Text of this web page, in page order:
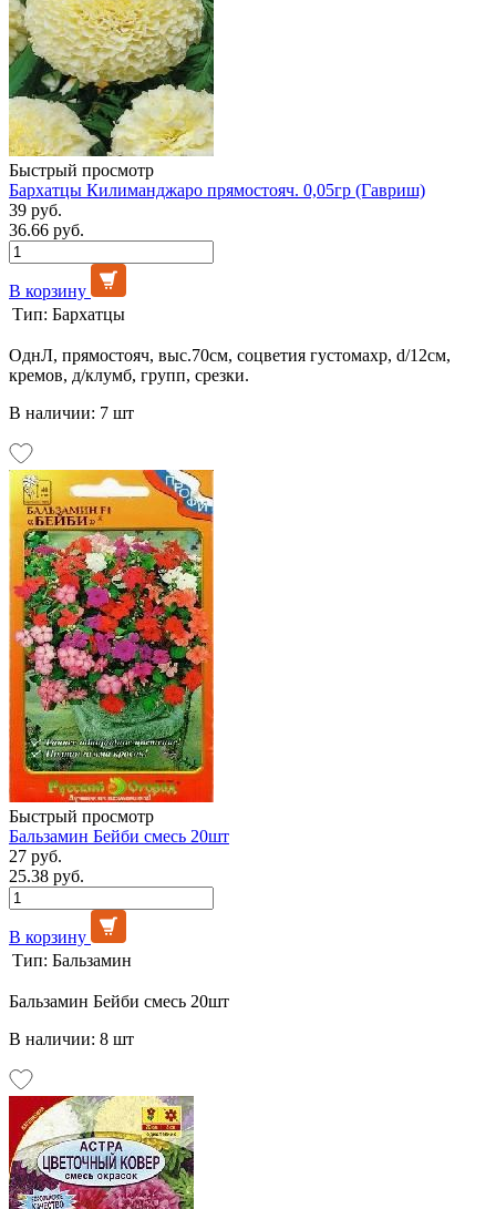
Быстрый просмотр
Бархатцы Килиманджаро прямостояч. 0,05гр (Гавриш)
39 руб.
36.66 руб.
В корзину
Тип: Бархатцы
ОднЛ, прямостояч, выс.70см, соцветия густомахр, d/12см,
кремов, д/клумб, групп, срезки.
В наличии: 7 шт
Быстрый просмотр
Бальзамин Бейби смесь 20шт
27 руб.
25.38 руб.
В корзину
Тип: Бальзамин
Бальзамин Бейби смесь 20шт
В наличии: 8 шт